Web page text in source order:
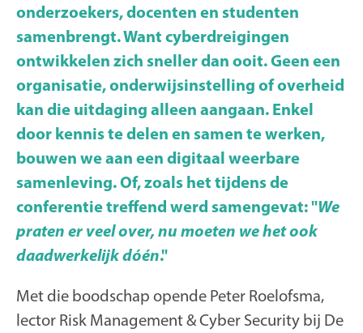
onderzoekers, docenten en studenten
samenbrengt. Want cyberdreigingen
ontwikkelen zich sneller dan ooit. Geen een
organisatie, onderwijsinstelling of overheid
kan die uitdaging alleen aangaan. Enkel
door kennis te delen en samen te werken,
bouwen we aan een digitaal weerbare
samenleving. Of, zoals het tijdens de
conferentie treffend werd samengevat:"We
praten er veel over, nu moeten we het ook
daadwerkelijk dóén."
Met die boodschap opende Peter Roelofsma,
lector Risk Management & Cyber Security bij De